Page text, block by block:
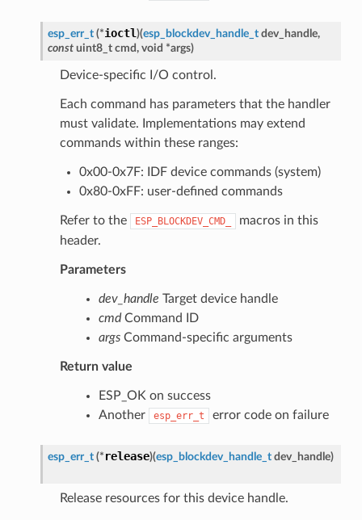
esp_err_t (*ioctl)(esp_blockdev_handle_t dev_handle,
const uint8_t cmd, void *args)
Device-specific I/O control.
Each command has parameters that the handler
must validate. Implementations may extend
commands within these ranges:
0x00-0x7F: IDF device commands (system)
0x80-0xFF: user-defined commands
Refer to the ESP_BLOCKDEV_CMD_
macros in this
header.
Parameters
dev_handle Target device handle
cmdCommand ID
argsCommand-specific arguments
Return value
ESP_OK on success
Another
esp_err_t error code on failure
esp_err_t (* release)(esp_blockdev_handle_t dev_handle)
Release resources for this device handle.